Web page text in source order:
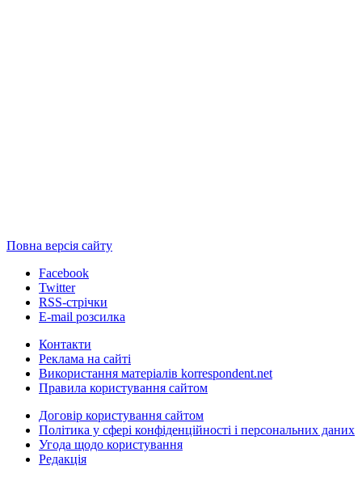
Повна версія сайту
Facebook
Twitter
RSS-стрічки
E-mail розсилка
Контакти
Реклама на сайті
Використання матеріалів korrespondent.net
Правила користування сайтом
Договір користування сайтом
Політика у сфері конфіденційності і персональних даних
Угода щодо користування
Редакція